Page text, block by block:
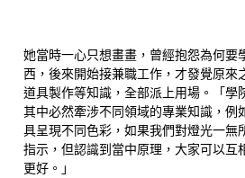
她當時一心只想畫畫，曾經抱怨為何要
西，後來開始接兼職工作，才發覺原來
道具製作等知識，全部派上用場。「學
其中必然牽涉不同領域的專業知識，例
具呈現不同色彩，如果我們對燈光一無
指示，但認識到當中原理，大家可以互
更好。」